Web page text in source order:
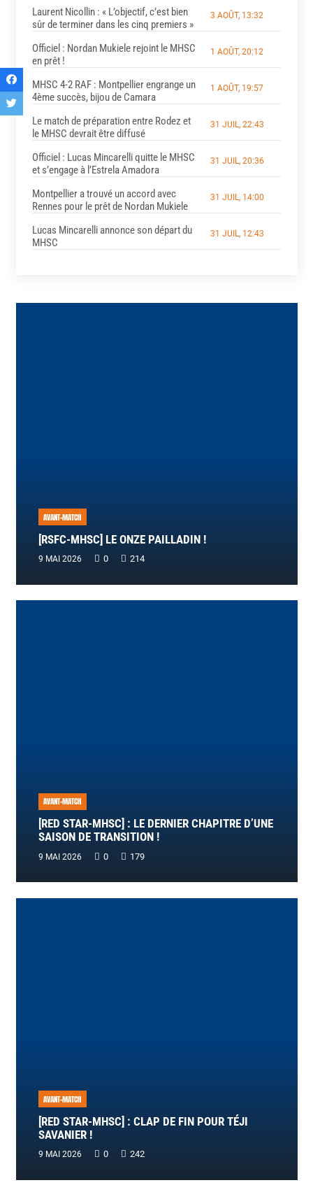
Laurent Nicollin : « L’objectif, c’est bien
sûr de terminer dans les cinq premiers »
3 AOÛT, 13:32
Officiel : Nordan Mukiele rejoint le MHSC
en prêt !
1 AOÛT, 20:12
MHSC 4-2 RAF : Montpellier engrange un
4ème succès, bijou de Camara
1 AOÛT, 19:57
Le match de préparation entre Rodez et
le MHSC devrait être diffusé
31 JUIL, 22:43
Officiel : Lucas Mincarelli quitte le MHSC
et s’engage à l’Estrela Amadora
31 JUIL, 20:36
Montpellier a trouvé un accord avec
Rennes pour le prêt de Nordan Mukiele
31 JUIL, 14:00
Lucas Mincarelli annonce son départ du
MHSC
31 JUIL, 12:43
AVANT-MATCH
[RSFC-MHSC] LE ONZE PAILLADIN !
9 MAI 2026 0 214
AVANT-MATCH
[RED STAR-MHSC] : LE DERNIER CHAPITRE D’UNE
SAISON DE TRANSITION !
9 MAI 2026 0 179
AVANT-MATCH
[RED STAR-MHSC] : CLAP DE FIN POUR TÉJI
SAVANIER !
9 MAI 2026 0 242